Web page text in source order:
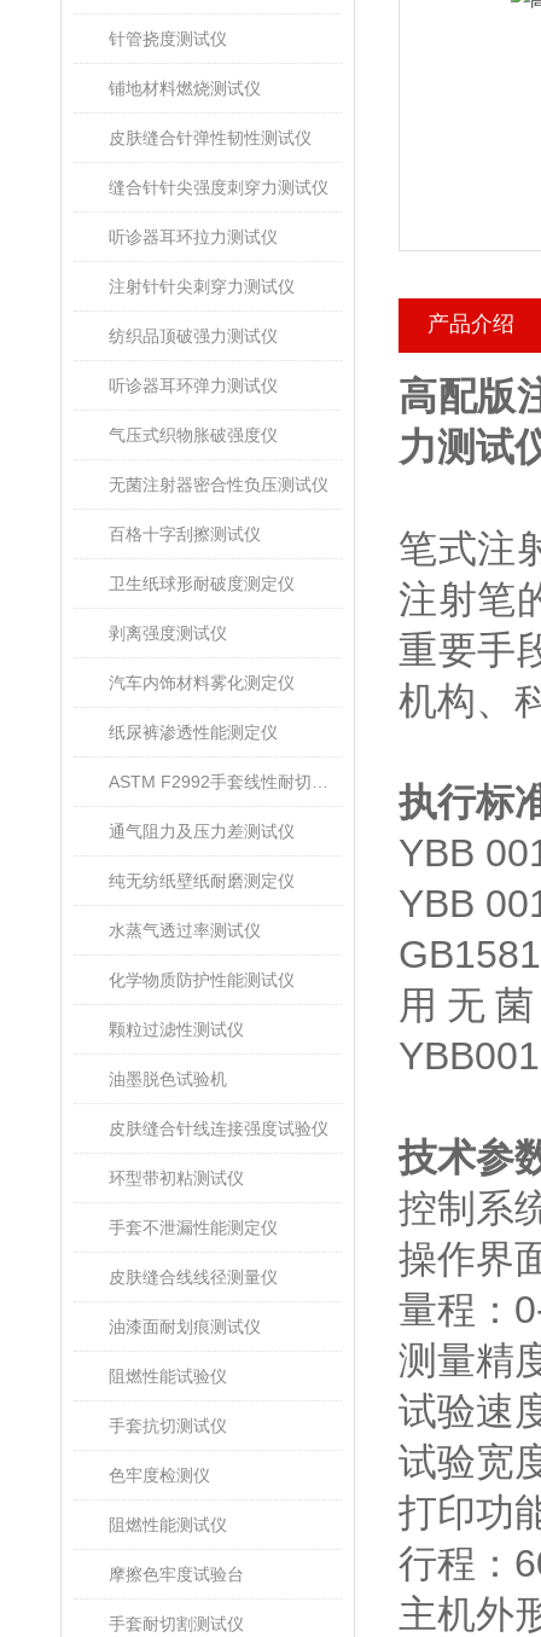
针管挠度测试仪
铺地材料燃烧测试仪
皮肤缝合针弹性韧性测试仪
缝合针针尖强度刺穿力测试仪
听诊器耳环拉力测试仪
注射针针尖刺穿力测试仪
纺织品顶破强力测试仪
听诊器耳环弹力测试仪
气压式织物胀破强度仪
无菌注射器密合性负压测试仪
百格十字刮擦测试仪
卫生纸球形耐破度测定仪
剥离强度测试仪
汽车内饰材料雾化测定仪
纸尿裤渗透性能测定仪
通气阻力及压力差测试仪
纯无纺纸壁纸耐磨测定仪
水蒸气透过率测试仪
化学物质防护性能测试仪
颗粒过滤性测试仪
油墨脱色试验机
皮肤缝合针线连接强度试验仪
环型带初粘测试仪
手套不泄漏性能测定仪
皮肤缝合线线径测量仪
油漆面耐划痕测试仪
阻燃性能试验仪
手套抗切测试仪
色牢度检测仪
阻燃性能测试仪
摩擦色牢度试验台
手套耐切割测试仪
产品介绍
高配版
力测试
笔式注
注射笔
重要手
机构、
执行标
YBB
YBB
用无
技术参
控制系
操作界
量程：
测量精
试验速
试验宽
打印功
行程：
主机外